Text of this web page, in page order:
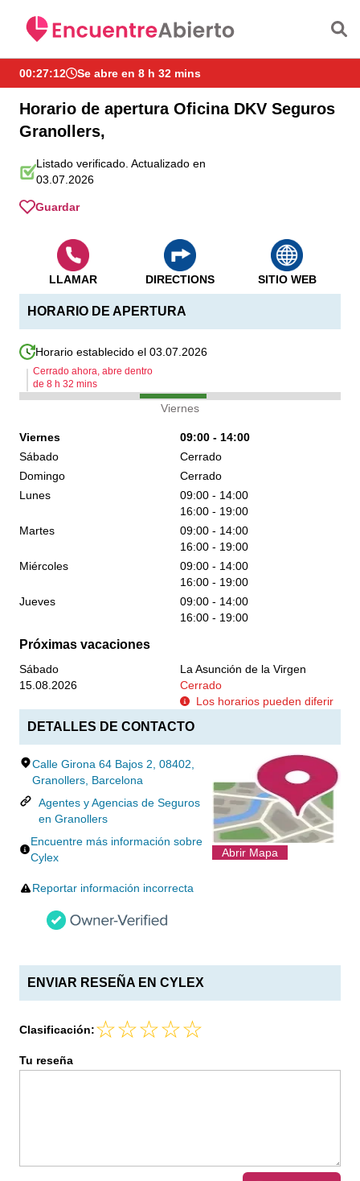
00:27:12 Se abre en 8 h 32 mins
Horario de apertura Oficina DKV Seguros
Granollers,
Listado verificado. Actualizado en
03.07.2026
Guardar
HORARIO DE APERTURA
Horario establecido el 03.07.2026
Cerrado ahora, abre dentro
de 8h 32 mins
Viernes
Viernes
09:00 - 14:00
Sábado
Cerrado
Domingo
Cerrado
Lunes
09:00 - 14:00
16:00 - 19:00
Martes
09:00 - 14:00
16:00 - 19:00
Miércoles
09:00 - 14:00
16:00 - 19:00
Jueves
09:00 - 14:00
16:00 - 19:00
Próximas vacaciones
Sábado
La Asunción de la Virgen
15.08.2026
Cerrado
Los horarios pueden diferir
DETALLES DE CONTACTO
Calle Girona 64 Bajos 2, 08402,
Granollers, Barcelona
Agentes y Agencias de Seguros
en Granollers
Encuentre más información sobre
Cylex
Reportar información incorrecta
Abrir Mapa
LLAMAR DIRECTIONS SITIO WEB
ENVIAR RESEÑA EN CYLEX
Clasificación:
Tu reseña